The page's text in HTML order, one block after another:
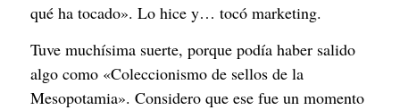
qué ha tocado». Lo hice y… tocó marketing.
Tuve muchísima suerte, porque podía haber salido
algo como «Coleccionismo de sellos de la
Mesopotamia». Considero que ese fue un momento